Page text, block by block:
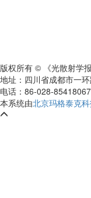
版权所有 © 《光散射学
地址：四川省成都市一
电话：86-028-
本系统由北京玛格泰克